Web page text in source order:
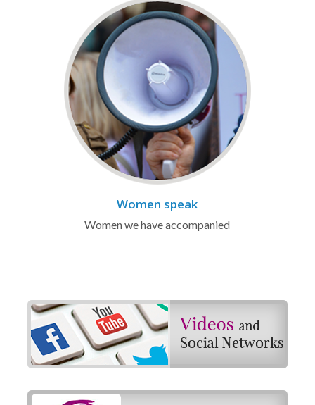
Women speak
Women we have accompanied